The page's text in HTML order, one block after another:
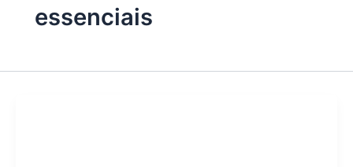
essenciais